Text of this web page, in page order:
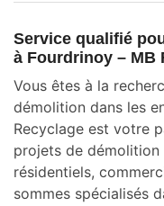
Service qualifié
à Fourdrinoy – MB
Vous êtes à la
démolition dans les
Recyclage est votre
projets de
résidentiels,
sommes spécialisés